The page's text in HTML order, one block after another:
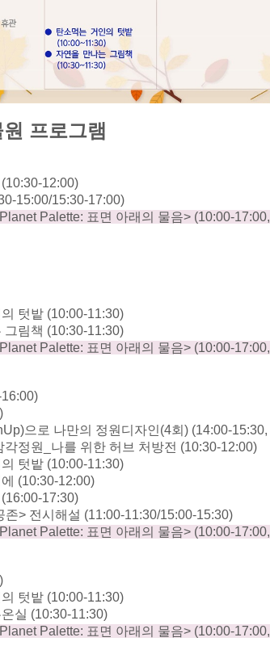
프로그램
(10:30-12:00)
15:00/15:30-17:00)
Palette: 표면 아래의 물음> (10:00-17:00,
텃밭 (10:00-11:30)
그림책 (10:30-11:30)
Palette: 표면 아래의 물음> (10:00-17:00,
으로 나만의 정원디자인 (4회 ) (14:00-15:30,
각정원 나를 위한 허브 처방전 (10:30-12:00)
텃밭 (10:00-11:30)
(10:30-12:00)
(16:00-17:30)
존> 전시해설 (11:00-11:30/15:00-15:30)
Palette: 표면 아래의 물음> (10:00-17:00,
텃밭 (10:00-11:30)
실 (10:30-11:30)
Palette: 표면 아래의 물음> (10:00-17:00,